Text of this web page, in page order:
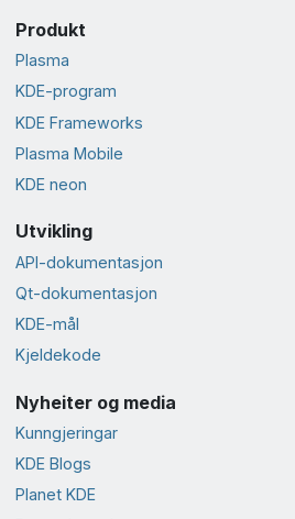
Produkt
Plasma
KDE-program
KDE Frameworks
Plasma Mobile
KDE neon
Utvikling
API-dokumentasjon
Qt-dokumentasjon
KDE-mål
Kjeldekode
Nyheiter og media
Kunngjeringar
KDE Blogs
Planet KDE